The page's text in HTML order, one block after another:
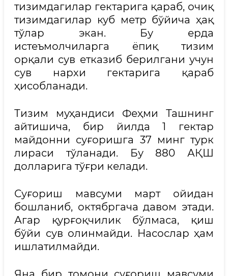
тизимдагилар гектарига қараб, очиқ
тизимдагилар куб метр бўйича ҳақ
тўлар экан. Бу ерда
истеъмолчиларга ёпиқ тизим
орқали сув етказиб берилгани учун
сув нархи гектарига қараб
ҳисобланади.
Тизим муҳандиси Феҳми Ташнинг
айтишича, бир йилда 1 гектар
майдонни суғоришга 37 минг турк
лираси тўланади. Бу 880 АҚШ
долларига тўғри келади.
Суғориш мавсуми март ойидан
бошланиб, октябргача давом этади.
Агар қурғоқчилик бўлмаса, қиш
бўйи сув олинмайди. Насослар ҳам
ишлатилмайди.